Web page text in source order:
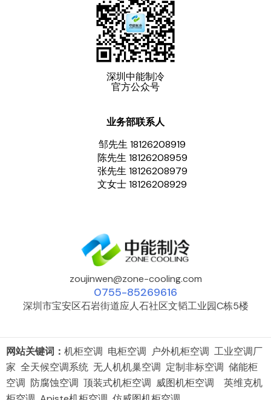
深圳中能制冷
官方公众号
业务部联系人
邹先生 18126208919
陈先生 18126208959
张先生 18126208979
文女士 18126208929
zoujinwen@zone-cooling.com
0755-85269616
深圳市宝安区石岩街道应人石社区文韬工业园C栋5楼
网站关键词： 机柜空调 电柜空调 户外机柜空调 工业空调厂
家 全天候空调系统 无人机机巢空调 定制非标空调 储能柜
空调 防腐蚀空调 顶装式机柜空调 威图机柜空调 英维克机